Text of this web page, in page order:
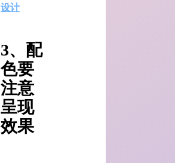
设计
3、配
色要
注意
呈现
效果